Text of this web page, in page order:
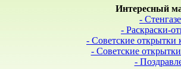
Интересный
-
- Раскраски-
- Советские открытки
- Советские
-